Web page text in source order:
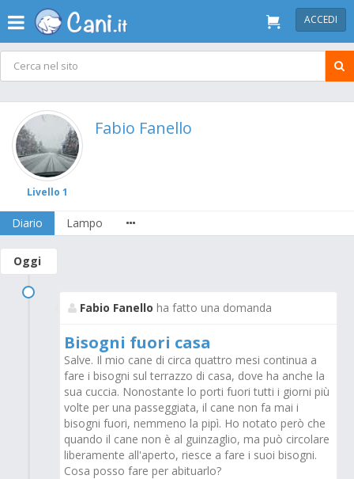
ACCEDI
Livello 1
Fabio Fanello
Diario Lampo
Oggi
Fabio Fanello ha fatto una domanda
Bisogni fuori casa
Salve. Il mio cane di circa quattro mesi continua a
fare i bisogni sul terrazzo di casa, dove ha anche la
sua cuccia. Nonostante lo porti fuori tutti i giorni più
volte per una passeggiata, il cane non fa mai i
bisogni fuori, nemmeno la pipì. Ho notato però che
quando il cane non è al guinzaglio, ma può circolare
liberamente all'aperto, riesce a fare i suoi bisogni.
Cosa posso fare per abituarlo?